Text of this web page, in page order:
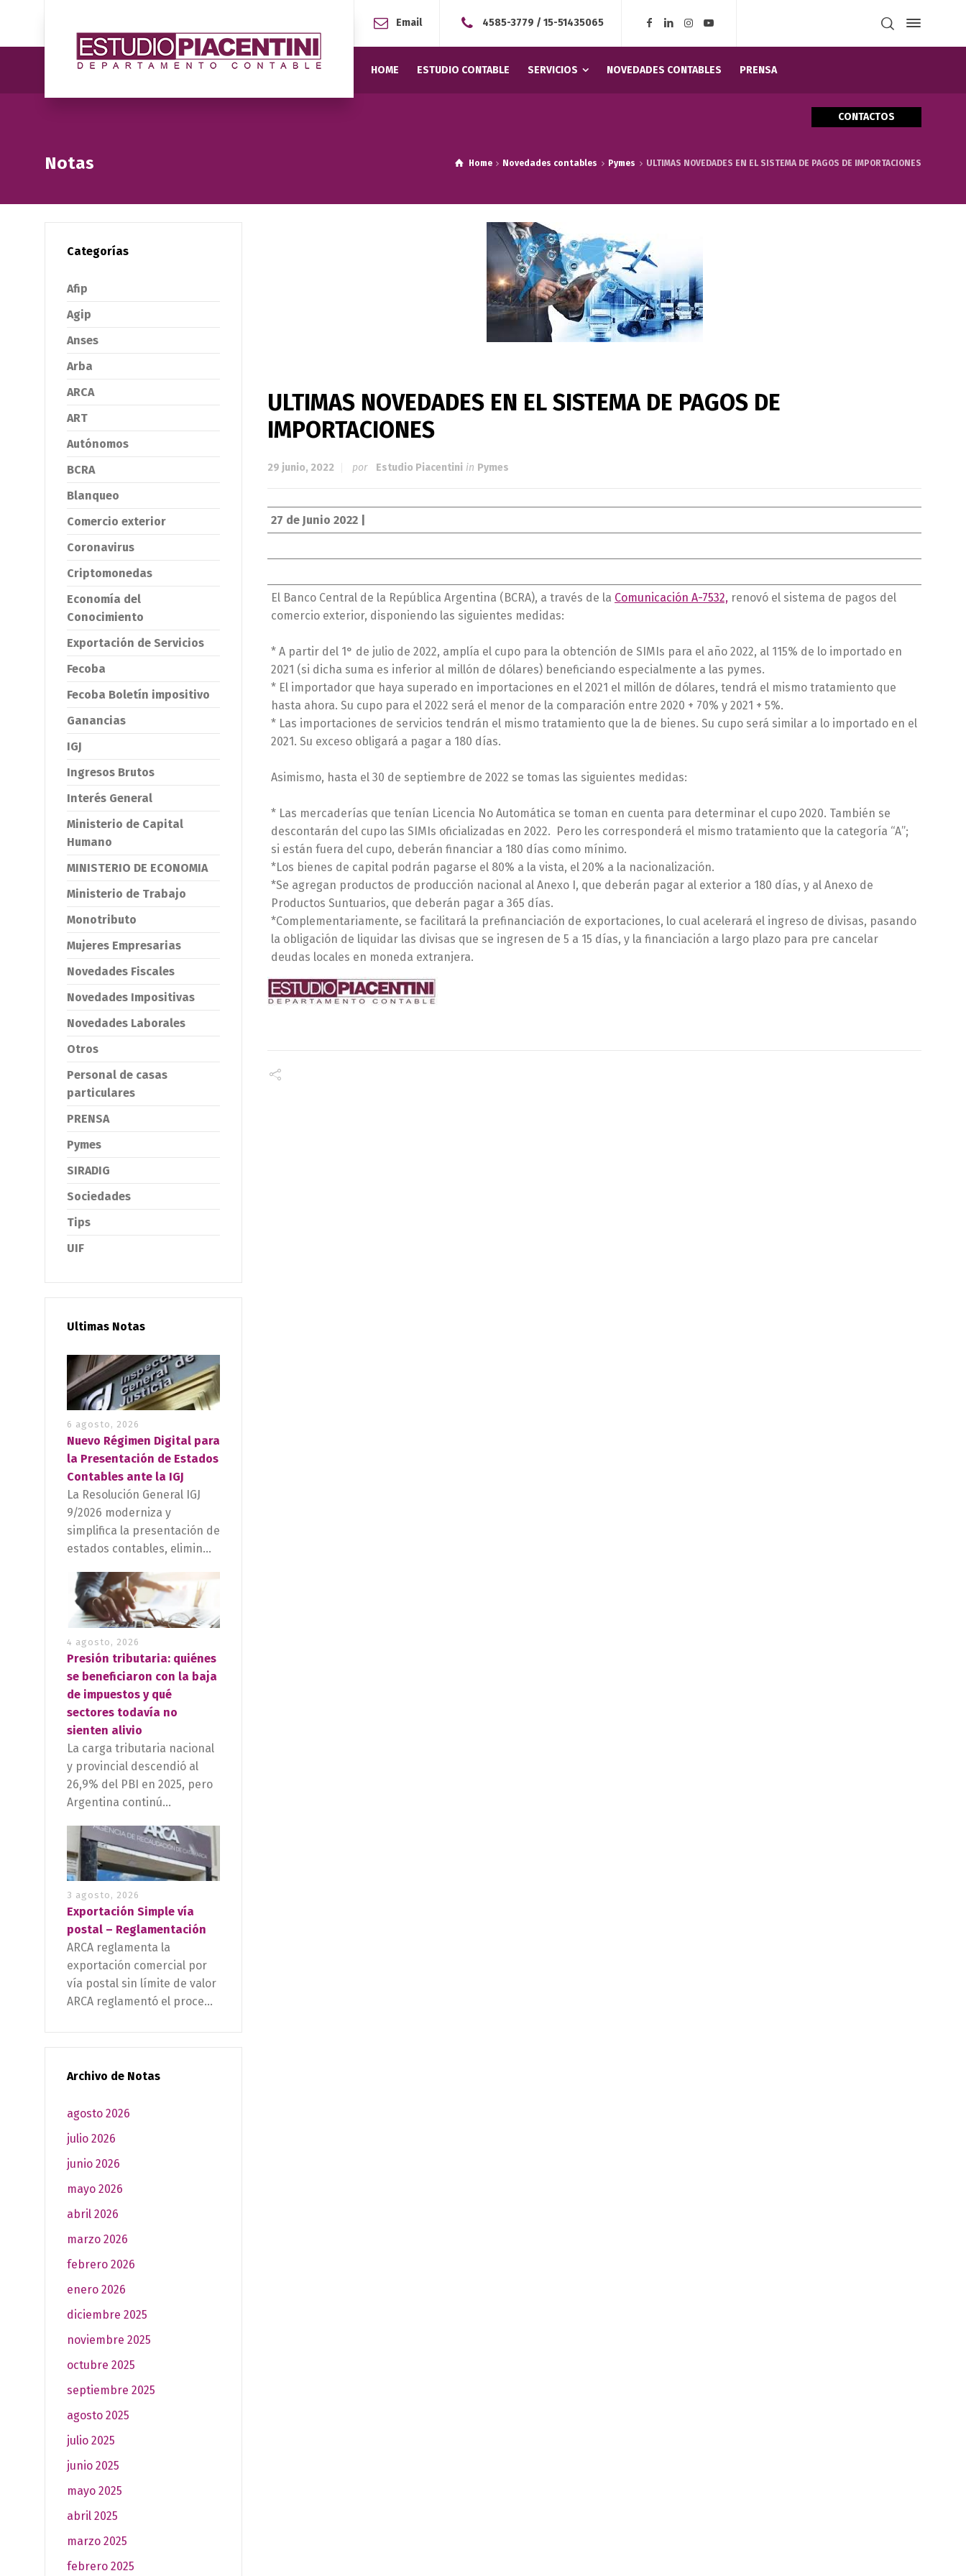
Email 4585-3779 /15-51435065
HOME ESTUDIO CONTABLE SERVICIOS NOVEDADES CONTABLES PRENSA
CONTACTOS
Notas Home Novedades contables Pymes ULTIMAS NOVEDADES EN EL SISTEMA DE PAGOS DE IMPORTACIONES
ULTIMAS NOVEDADES EN EL SISTEMA DE PAGOS DE
IMPORTACIONES
29 junio, 2022 por Estudio Piacentini in Pymes
27 de Junio 2022 |
El Banco Central de la República Argentina (BCRA), a través de la Comunicación A-7532, renovó el sistema de pagos del
comercio exterior, disponiendo las siguientes medidas:
* A partir del 1° de julio de 2022, amplía el cupo para la obtención de SIMIs para el año 2022, al 115% de lo importado en
2021 (si dicha suma es inferior al millón de dólares) beneficiando especialmente a las pymes.
* El importador que haya superado en importaciones en el 2021 el millón de dólares, tendrá el mismo tratamiento que
hasta ahora. Su cupo para el 2022 será el menor de la comparación entre 2020 + 70% y 2021 + 5%.
* Las importaciones de servicios tendrán el mismo tratamiento que la de bienes. Su cupo será similar a lo importado en el
2021. Su exceso obligará a pagar a 180 días.
Asimismo, hasta el 30 de septiembre de 2022 se tomas las siguientes medidas:
* Las mercaderías que tenían Licencia No Automática se toman en cuenta para determinar el cupo 2020. También se
descontarán del cupo las SIMIs oficializadas en 2022. Pero les corresponderá el mismo tratamiento que la categoría “A”;
si están fuera del cupo, deberán financiar a 180 días como mínimo.
*Los bienes de capital podrán pagarse el 80% a la vista, el 20% a la nacionalización.
*Se agregan productos de producción nacional al Anexo I, que deberán pagar al exterior a 180 días, y al Anexo de
Productos Suntuarios, que deberán pagar a 365 días.
*Complementariamente, se facilitará la prefinanciación de exportaciones, lo cual acelerará el ingreso de divisas, pasando
la obligación de liquidar las divisas que se ingresen de 5 a 15 días, y la financiación a largo plazo para pre cancelar
deudas locales en moneda extranjera.
Categorías
Afip
Agip
Anses
Arba
ARCA
ART
Autónomos
BCRA
Blanqueo
Comercio exterior
Coronavirus
Criptomonedas
Economía del
Conocimiento
Exportación de Servicios
Fecoba
Fecoba Boletín impositivo
Ganancias
IGJ
Ingresos Brutos
Interés General
Ministerio de Capital
Humano
MINISTERIO DE ECONOMIA
Ministerio de Trabajo
Monotributo
Mujeres Empresarias
Novedades Fiscales
Novedades Impositivas
Novedades Laborales
Otros
Personal de casas
particulares
PRENSA
Pymes
SIRADIG
Sociedades
Tips
UIF
Ultimas Notas
6 agosto, 2026
Nuevo Régimen Digital para
la Presentación de Estados
Contables ante la IGJ
La Resolución General IGJ
9/2026 moderniza y
simplifica la presentación de
estados contables, elimin...
4 agosto, 2026
Presión tributaria: quiénes
se beneficiaron con la baja
de impuestos y qué
sectores todavía no
sienten alivio
La carga tributaria nacional
y provincial descendió al
26,9% del PBI en 2025, pero
Argentina continú...
3 agosto, 2026
Exportación Simple vía
postal – Reglamentación
ARCA reglamenta la
exportación comercial por
vía postal sin límite de valor
ARCA reglamentó el proce...
Archivo de Notas
agosto 2026
julio 2026
junio 2026
mayo 2026
abril 2026
marzo 2026
febrero 2026
enero 2026
diciembre 2025
noviembre 2025
octubre 2025
septiembre 2025
agosto 2025
julio 2025
junio 2025
mayo 2025
abril 2025
marzo 2025
febrero 2025